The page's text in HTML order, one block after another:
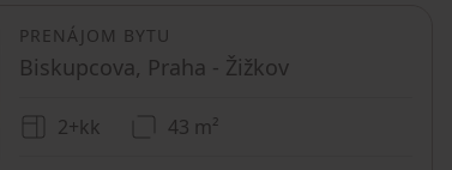
PRENÁJOM BYTU
Biskupcova, Praha - Žižkov
2+kk 43 m²